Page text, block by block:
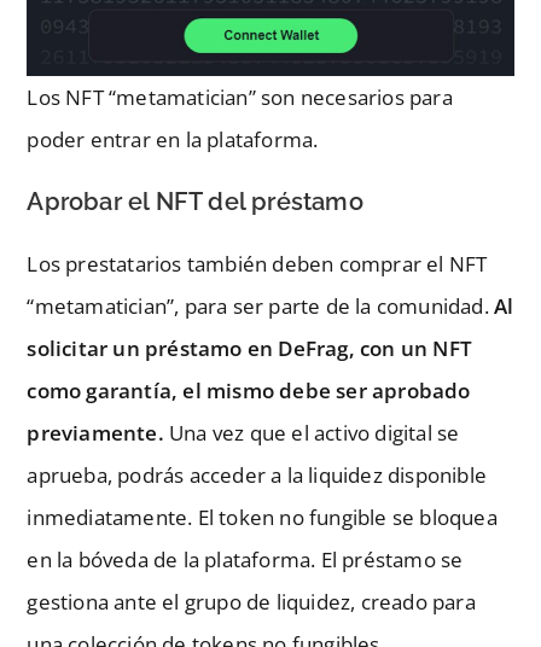
Los NFT “metamatician” son necesarios para
poder entrar en la plataforma.
Aprobar el NFT del préstamo
Los prestatarios también deben comprar el NFT
“metamatician”, para ser parte de la comunidad.Al
solicitar un préstamo en DeFrag, con un NFT
como garantía, el mismo debe ser aprobado
previamente. Una vez que el activo digital se
aprueba, podrás acceder a la liquidez disponible
inmediatamente. El token no fungible se bloquea
en la bóveda de la plataforma. El préstamo se
gestiona ante el grupo de liquidez, creado para